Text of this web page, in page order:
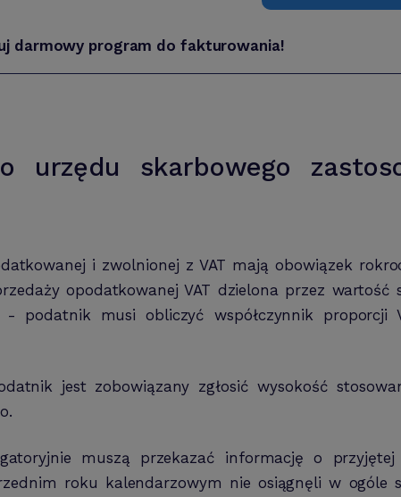
darmowy program do fakturowania!
urzędu skarbowego
i zwolnionej z VAT mają obowiązek
opodatkowanej VAT dzielona przez
podatnik musi obliczyć współczynnik
jest zobowiązany zgłosić wysokość
muszą przekazać informację o
roku kalendarzowym nie osiągnęli w ogóle